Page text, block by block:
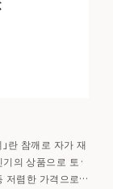
란 참깨로 자가 재
의 상품으로 토·
저렴한 가격으로